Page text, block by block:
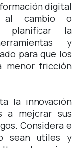
digital
al cambio o
planificar la
y
para que los
menor fricción
la innovación
a mejorar sus
Considera e
sean útiles y